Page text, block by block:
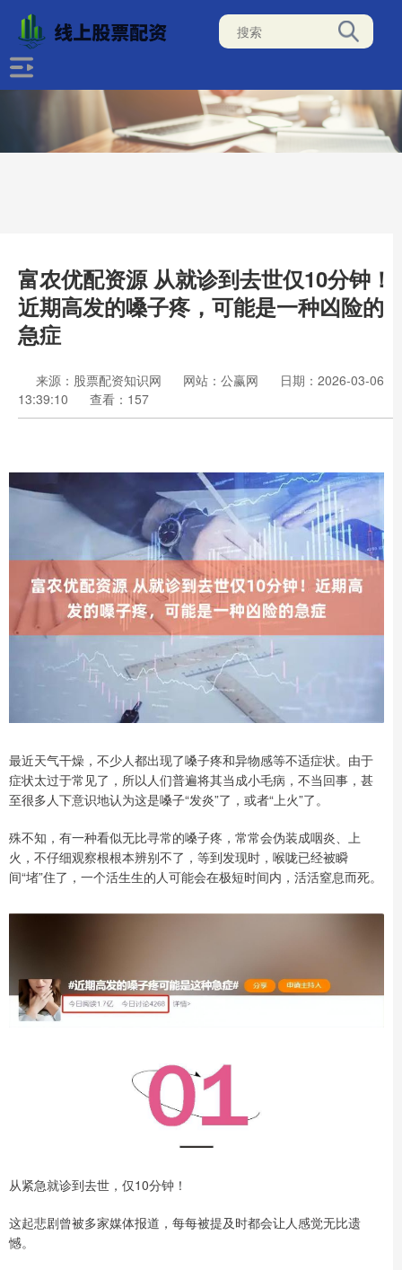
富农优配资源 从就诊到去世仅10分钟！
近期高发的嗓子疼，可能是一种凶险的
急症
来源：股票配资知识网 网站：公赢网
日期：2026-03-06
13:39:10
查看：157
最近天气干燥，不少人都出现了嗓子疼和异物感等不适症状。由于
症状太过于常见了，所以人们普遍将其当成小毛病，不当回事，甚
至很多人下意识地认为这是嗓子“发炎”了，或者“上火”了。
殊不知，有一种看似无比寻常的嗓子疼，常常会伪装成咽炎、上
火，不仔细观察根根本辨别不了，等到发现时，喉咙已经被瞬
间“堵”住了，一个活生生的人可能会在极短时间内，活活窒息而死。
从紧急就诊到去世，仅10分钟！
这起悲剧曾被多家媒体报道，每每被提及时都会让人感觉无比遗
憾。